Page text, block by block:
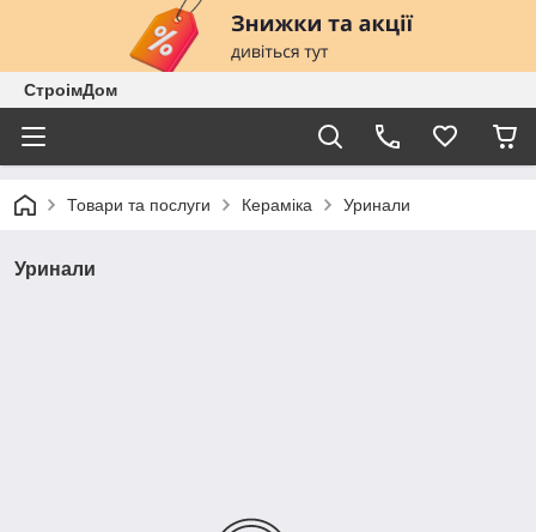
СтроімДом
Товари та послуги Кераміка Уринали
Уринали